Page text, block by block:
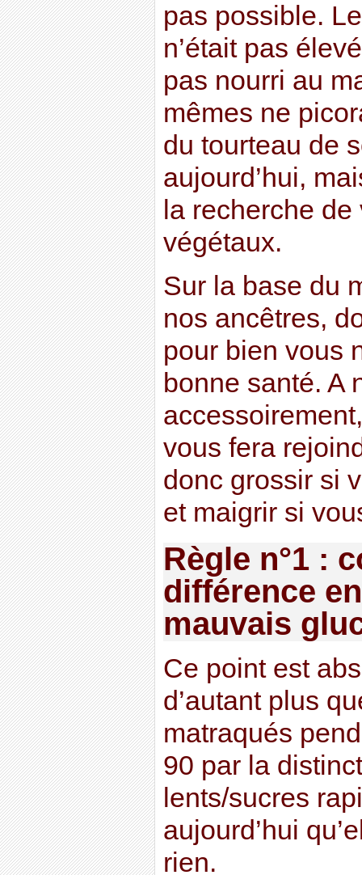
pas possible.
n’était pas
pas nourri au
mêmes ne
du tourteau de
aujourd’hui,
la recherche
végétaux.
Sur la base du
nos ancêtres,
pour bien vous
bonne santé. A
vous fera
donc grossir si
et maigrir si
Règle n°1 :
différence
mauvais
Ce point est
d’autant plus
matraqués
90 par la
lents/sucres
aujourd’hui
rien.